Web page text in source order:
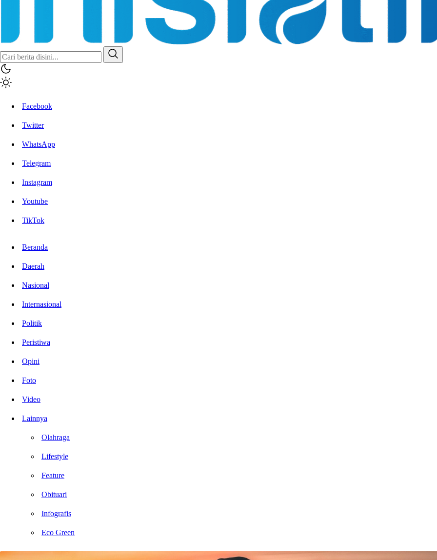
Inisiatif.co
Stay Connected Stay Informed
Facebook
Twitter
WhatsApp
Telegram
Instagram
Youtube
TikTok
Beranda
Daerah
Nasional
Internasional
Politik
Peristiwa
Opini
Foto
Video
Lainnya
Olahraga
Lifestyle
Feature
Obituari
Infografis
Eco Green